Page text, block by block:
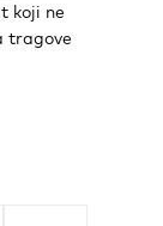
koji ne
tragove